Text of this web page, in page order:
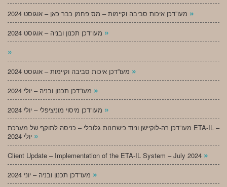
»
»
»
»
»
»
מעו”דכן רה-לוקיישן וניוד כישרונות גלובלי – כניסה לתוקף של מערכת ETA-IL –
»
Client Update – Implementation of the ETA-IL System – July 2024 »
»